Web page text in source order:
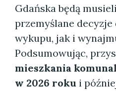
Gdańska będą
przemyślane
wykupu, jak i
Podsumowując,
mieszkania
w 2026 roku i